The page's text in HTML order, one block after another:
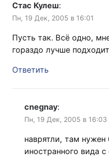
Стас Кулеш:
Пн, 19 Дек, 2005 в 16:01
Пусть так. Всё одно,
гораздо лучше
Ответить
cnegnay:
Пн, 19 Дек, 2005 в 16:03
наврятли, там
иностранного вида